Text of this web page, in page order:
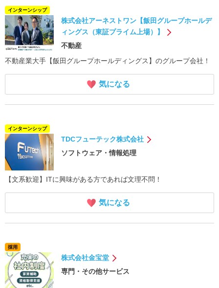
インターンシップ
株式会社アーネストワン【飯田グループホールデ
ィングス（東証プライム上場）】
不動産
不動産業大手【飯田グループホールディングス】のグループ会社！
気になる
インターンシップ
TDCフューテック株式会社
ソフトウェア・情報処理
【文系歓迎】ITに興味がある方であれば文理不問！
気になる
採用
株式会社金宝堂
専門・その他サービス